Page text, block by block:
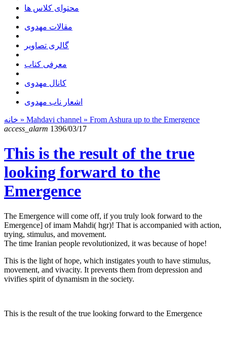
محتوای کلاس ها
مقالات مهدوی
گالری تصاویر
معرفی کتاب
کانال مهدوی
اشعار ناب مهدوی
» Mahdavi channel » From Ashura up to the Emergence
access_alarm 1396/03/17
This is the result of the true
looking forward to the
Emergence
The Emergence will come off, if you truly look forward to the
Emergence] of imam Mahdi( hgr)! That is accompanied with action,
trying, stimulus, and movement.
The time Iranian people revolutionized, it was because of hope!
This is the light of hope, which instigates youth to have stimulus,
movement, and vivacity. It prevents them from depression and
vivifies spirit of dynamism in the society.
This is the result of the true looking forward to the Emergence